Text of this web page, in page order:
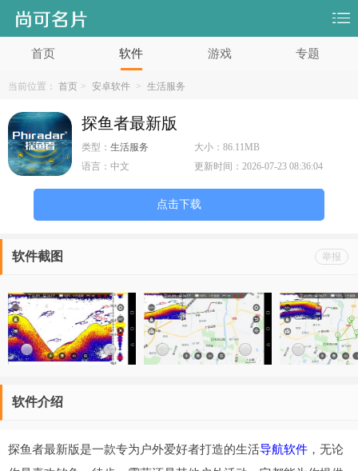
首页 软件 游戏 专题
当前位置： 首页 > 安卓软件 > 生活服务
探鱼者最新版
类型： 生活服务 大小：86.11MB
语言： 中文 更新时间：2026-07-23 08:36:04
点击下载
举报
软件截图
软件介绍
探鱼者最新版是一款专为户外爱好者打造的生活导航软件 ，无论